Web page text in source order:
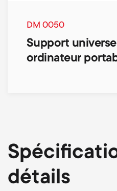
DM 0050
Support
ordinateur
détails